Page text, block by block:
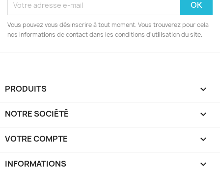
Vous pouvez vous désinscrire à tout moment. Vous trouverez pour cela
nos informations de contact dans les conditions d'utilisation du site.
PRODUITS 
NOTRE SOCIÉTÉ 
VOTRE COMPTE 
INFORMATIONS keyboard_arrow_down